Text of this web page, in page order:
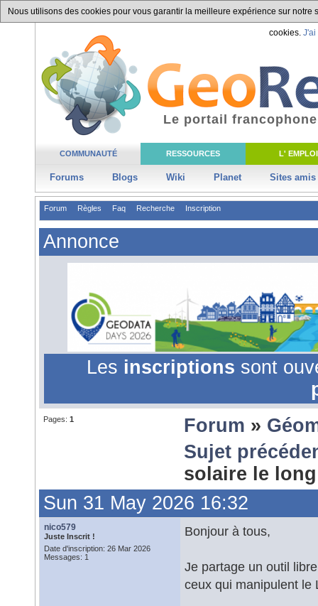
Nous utilisons des cookies pour vous garantir la meilleure expérience sur
cookies. J'ai
COMMUNAUTÉ RESSOURCES L' EMPLOI
Forums Blogs Wiki Planet Sites amis
Le portail
Forum Règles Faq Recherche Inscription
Annonce
Les inscriptions sont
Pages: 1 Forum »
Sujet
solaire le
Sun 31 May 2026 16:32
nico579
Juste Inscrit !
Date d'inscription: 26 Mar 2026
Messages: 1
Bonjour à tous,
Je partage un outil
ceux qui manipulent